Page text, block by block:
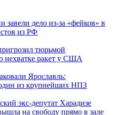
завели дело из-за «фейков» в
из РФ
тюрьмой
нехватке ракет у США
Ярославль:
из крупнейших НПЗ
экс-депутат Харадизе
на свободу прямо в зале